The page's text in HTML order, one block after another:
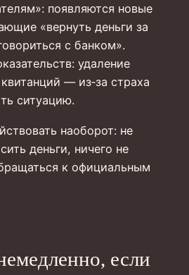
появляются новые
«вернуть деньги за
с банком».
удаление
— из‑за страха
ситуацию.
наоборот: не
деньги, ничего не
к официальным
если